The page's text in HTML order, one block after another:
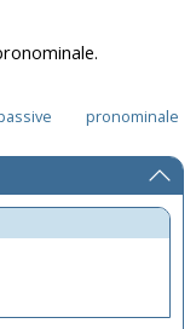
pronominale